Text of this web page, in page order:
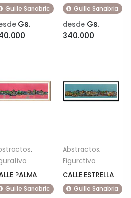
Guille Sanabria
Gs.
Guille Sanabria
desdeGs.
340.000
,
PALMA
Guille Sanabria
Abstractos,
Figurativo
CALLE ESTRELLA
Guille Sanabria